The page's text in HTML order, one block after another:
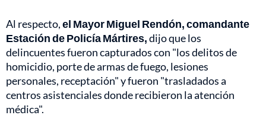
Al respecto,el Mayor Miguel Rendón, comandante
Estación de Policía Mártires,dijo que los
delincuentes fueron capturados con "los delitos de
homicidio, porte de armas de fuego, lesiones
personales, receptación" y fueron "trasladados a
centros asistenciales donde recibieron la atención
médica".